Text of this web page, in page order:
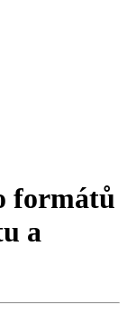
formátů
a